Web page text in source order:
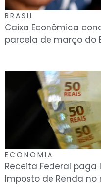
BRASIL
Caixa Econômica
parcela de março do
ECONOMIA
Receita Federal
Imposto de Renda